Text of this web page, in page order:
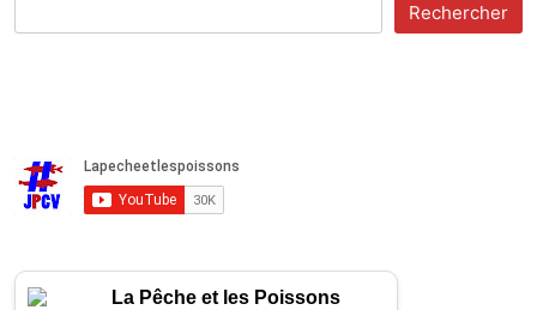
Rechercher
La Pêche et les Poissons